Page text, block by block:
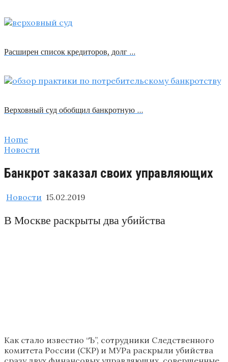
Расширен список кредиторов, долг …
Верховный суд обобщил банкротную …
Home
Новости
Банкрот заказал своих управляющих
Новости 15.02.2019
В Москве раскрыты два убийства
Как стало известно “Ъ”, сотрудники Следственного
комитета России (СКР) и МУРа раскрыли убийства